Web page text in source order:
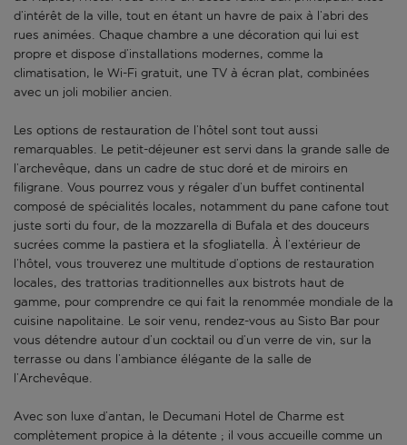
d’intérêt de la ville, tout en étant un havre de paix à l’abri des
rues animées. Chaque chambre a une décoration qui lui est
propre et dispose d’installations modernes, comme la
climatisation, le Wi-Fi gratuit, une TV à écran plat, combinées
avec un joli mobilier ancien.
Les options de restauration de l’hôtel sont tout aussi
remarquables. Le petit-déjeuner est servi dans la grande salle de
l’archevêque, dans un cadre de stuc doré et de miroirs en
filigrane. Vous pourrez vous y régaler d’un buffet continental
composé de spécialités locales, notamment du pane cafone tout
juste sorti du four, de la mozzarella di Bufala et des douceurs
sucrées comme la pastiera et la sfogliatella. À l’extérieur de
l’hôtel, vous trouverez une multitude d’options de restauration
locales, des trattorias traditionnelles aux bistrots haut de
gamme, pour comprendre ce qui fait la renommée mondiale de la
cuisine napolitaine. Le soir venu, rendez-vous au Sisto Bar pour
vous détendre autour d’un cocktail ou d’un verre de vin, sur la
terrasse ou dans l’ambiance élégante de la salle de
l’Archevêque.
Avec son luxe d’antan, le Decumani Hotel de Charme est
complètement propice à la détente ; il vous accueille comme un